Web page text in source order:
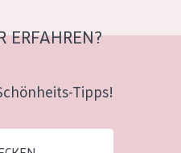
ERFAHREN?
Tipps!